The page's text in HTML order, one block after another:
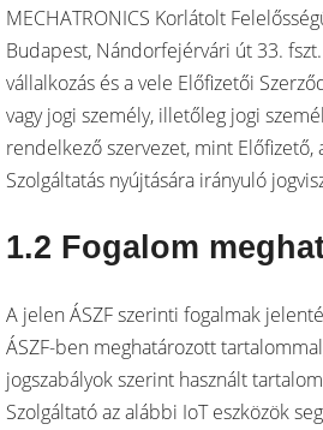
MECHATRONICS Korlátolt
Budapest, Nándorfejérvári út 33.
vállalkozás és a vele Előfizetői
vagy jogi személy, illetőleg jogi
rendelkező szervezet, mint Előfizető,
Szolgáltatás nyújtására irányuló
1.2 Fogalom
A jelen ÁSZF szerinti fogalmak
ÁSZF-ben meghatározott
jogszabályok szerint használt
Szolgáltató az alábbi IoT eszközök